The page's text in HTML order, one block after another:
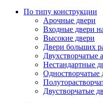
По типу конструкции
Арочные двери
Входные двери
Высокие двери
Двери больших
Двухстворчатые
Нестандартные
Одностворчатые
Двустворчатые